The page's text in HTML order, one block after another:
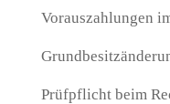
Vorauszahlungen
Prüfpflicht beim